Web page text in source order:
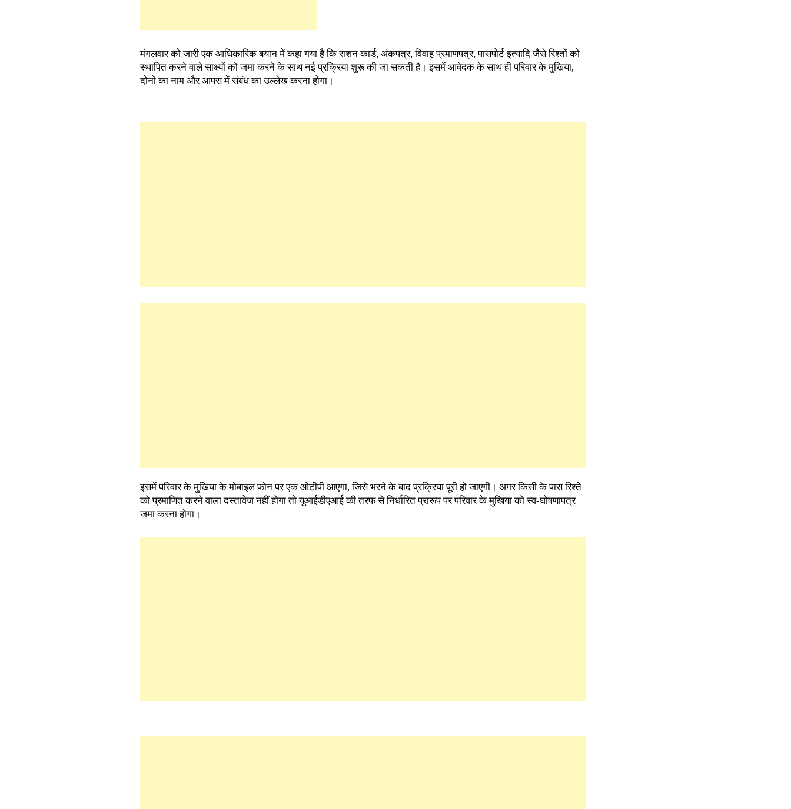
मंगलवार को जारी एक आधिकारिक बयान में कहा गया है कि राशन कार्ड, अंकपत्र, विवाह प्रमाणपत्र, पासपोर्ट इत्यादि जैसे रिश्तों को
स्थापित करने वाले साक्ष्यों को जमा करने के साथ नई प्रक्रिया शुरू की जा सकती है। इसमें आवेदक के साथ ही परिवार के मुखिया,
दोनों का नाम और आपस में संबंध का उल्लेख करना होगा।
इसमें परिवार के मुखिया के मोबाइल फोन पर एक ओटीपी आएगा, जिसे भरने के बाद प्रक्रिया पूरी हो जाएगी। अगर किसी के पास रिश्ते
को प्रमाणित करने वाला दस्तावेज नहीं होगा तो यूआईडीएआई की तरफ से निर्धारित प्रारूप पर परिवार के मुखिया को स्व-घोषणापत्र
जमा करना होगा।